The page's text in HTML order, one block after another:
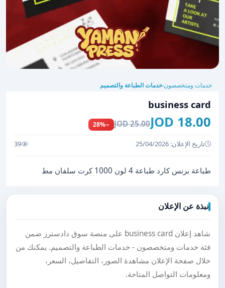
خدمات ومتخصصون›خدمات الطباعة والتصميم
business card
18.00 JOD
25.00 JOD
−28%
تاريخ الإعلان: 25/04/2026 39
طباعة بزنس كارد طباعة 4 لون 1000 كرت سلفان مط
نبذة عن الإعلان
شاهد إعلان business card على منصة سوق دادسترز ضمن
فئة خدمات ومتخصصون - خدمات الطباعة والتصميم. يمكنك من
خلال صفحة الإعلان مشاهدة الصور، التفاصيل، السعر،
ومعلومات التواصل المتاحة.